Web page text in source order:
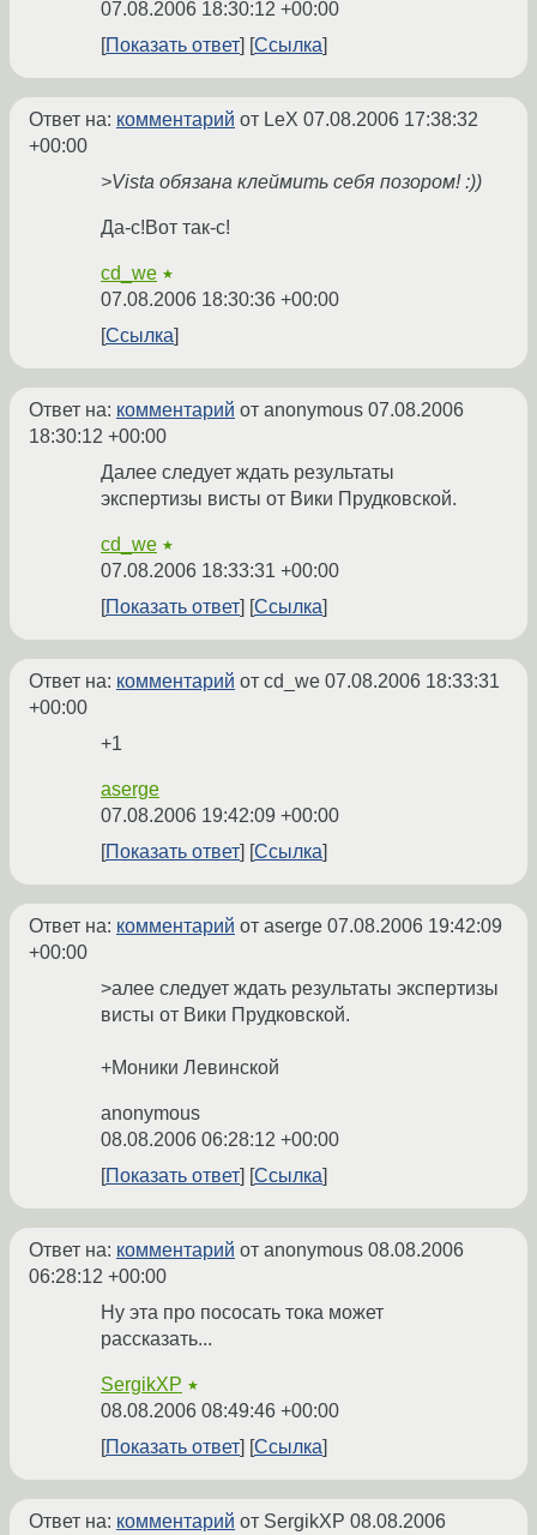
07.08.2006 18:30:12 +00:00
Показать ответ
Ссылка
Ответ на: комментарий от LeX 07.08.2006 17:38:32
+00:00
>Vista обязана клеймить себя позором! :))
Да-с!Вот так-с!
cd_we ★
07.08.2006 18:30:36 +00:00
Ссылка
Ответ на: комментарий от anonymous 07.08.2006
18:30:12 +00:00
Далее следует ждать результаты
экспертизы висты от Вики Прудковской.
cd_we ★
07.08.2006 18:33:31 +00:00
Показать ответ
Ссылка
Ответ на: комментарий от cd_we 07.08.2006 18:33:31
+00:00
+1
aserge
07.08.2006 19:42:09 +00:00
Показать ответ
Ссылка
Ответ на: комментарий от aserge 07.08.2006 19:42:09
+00:00
>алее следует ждать результаты экспертизы
висты от Вики Прудковской.
+Моники Левинской
anonymous
08.08.2006 06:28:12 +00:00
Показать ответ
Ссылка
Ответ на: комментарий от anonymous 08.08.2006
06:28:12 +00:00
Ну эта про пососать тока может
рассказать...
SergikXP ★
08.08.2006 08:49:46 +00:00
Показать ответ
Ссылка
Ответ на: комментарий от SergikXP 08.08.2006